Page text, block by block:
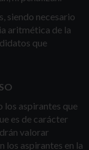
siendo necesario
aritmética de la
que
los aspirantes que
es de carácter
valorar
los aspirantes en la